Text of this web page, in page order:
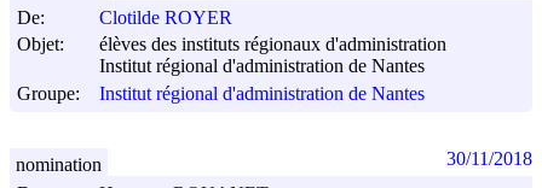
De:
Clotilde ROYER
Objet:
élèves des instituts régionaux d'administration
Institut régional d'administration de Nantes
Groupe:
Institut régional d'administration de Nantes
nomination 30/11/2018